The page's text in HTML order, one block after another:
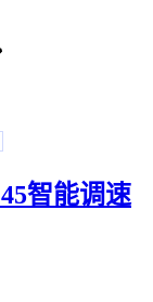
智能调速